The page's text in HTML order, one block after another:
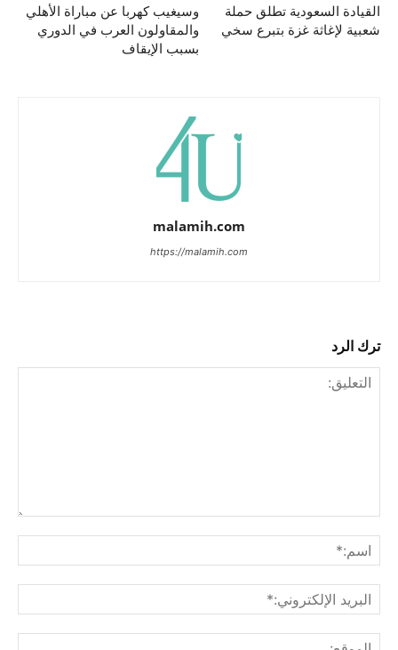
وسيغيب كهربا عن مباراة الأهلي
والمقاولون العرب في الدوري
بسبب الإيقاف
القيادة السعودية تطلق حملة
شعبية لإغاثة غزة بتبرع سخي
malamih.com
https://malamih.com
ترك الرد